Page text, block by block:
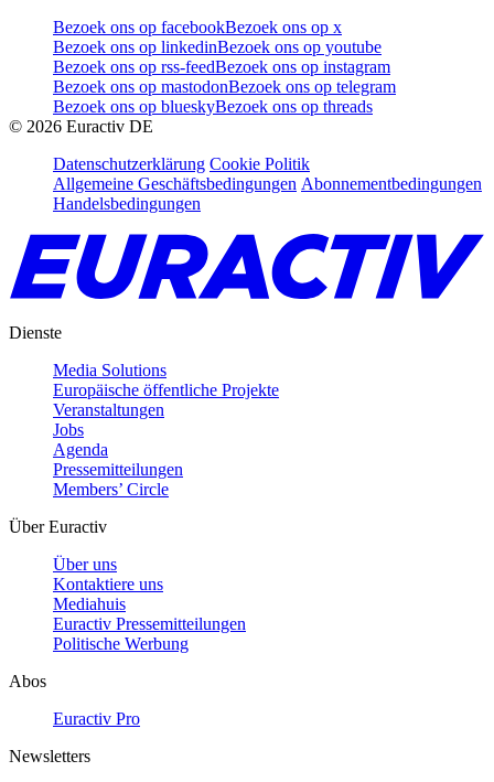
Bezoek ons op facebookBezoek ons op x
Bezoek ons op linkedinBezoek ons op youtube
Bezoek ons op rss-feedBezoek ons op instagram
Bezoek ons op mastodonBezoek ons op telegram
Bezoek ons op blueskyBezoek ons op threads
© 2026 Euractiv DE
Datenschutzerklärung Cookie Politik
Allgemeine Geschäftsbedingungen Abonnementbedingungen
Handelsbedingungen
Dienste
Media Solutions
Europäische öffentliche Projekte
Veranstaltungen
Jobs
Agenda
Pressemitteilungen
Members’ Circle
Über Euractiv
Über uns
Kontaktiere uns
Mediahuis
Euractiv Pressemitteilungen
Politische Werbung
Abos
Euractiv Pro
Newsletters